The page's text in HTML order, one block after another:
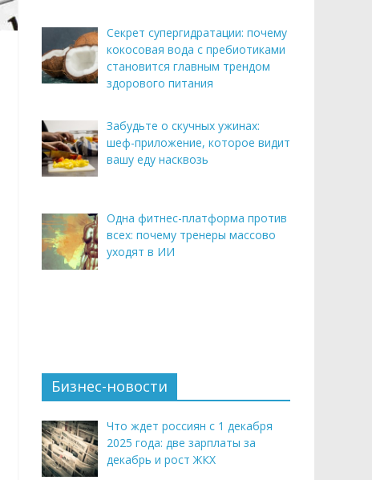
Секрет супергидратации: почему
кокосовая вода с пребиотиками
становится главным трендом
здорового питания
Забудьте о скучных ужинах:
шеф-приложение, которое видит
вашу еду насквозь
Одна фитнес-платформа против
всех: почему тренеры массово
уходят в ИИ
Бизнес-новости
Что ждет россиян с 1 декабря
2025 года: две зарплаты за
декабрь и рост ЖКХ